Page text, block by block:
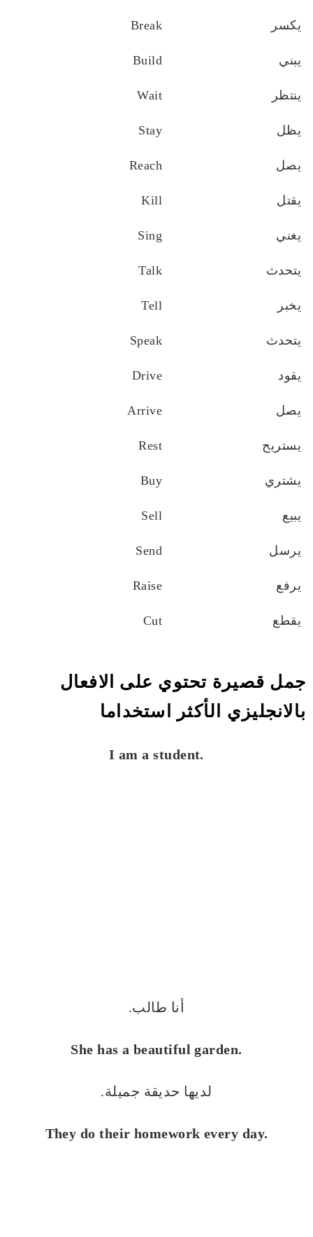
يكسر Break
يبني Build
ينتظر Wait
يظل Stay
يصل Reach
يقتل Kill
يغني Sing
يتحدث Talk
يخبر Tell
يتحدث Speak
يقود Drive
يصل Arrive
يستريح Rest
يشتري Buy
يبيع Sell
يرسل Send
يرفع Raise
يقطع Cut
جمل قصيرة تحتوي على الافعال
بالانجليزي الأكثر استخداما
I am a student.
أنا طالب.
She has a beautiful garden.
لديها حديقة جميلة.
They do their homework every day.